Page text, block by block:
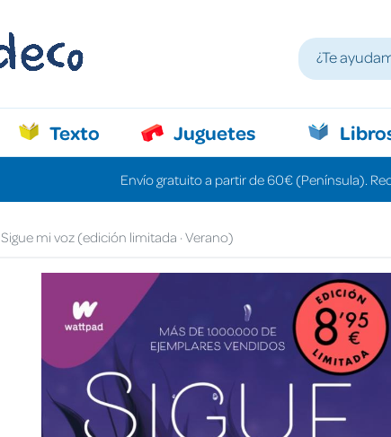
Texto Juguetes
Envío gratuito a partir de 60€ (Península).
Sigue mi voz (edición limitada · Verano)